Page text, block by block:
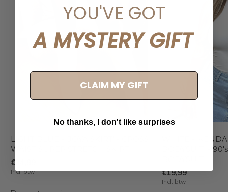
LIGHT BLUE - 'JOYA SKIRT' - CROSS
WAIST SUPER STRETCH SKIRT
€34,99
Incl. btw
WHITE -
BODYSUIT' -
€19,99
Incl. btw
YOU'VE GOT
A MYSTERY GIFT
CLAIM MY GIFT
No thanks, I don't like surprises